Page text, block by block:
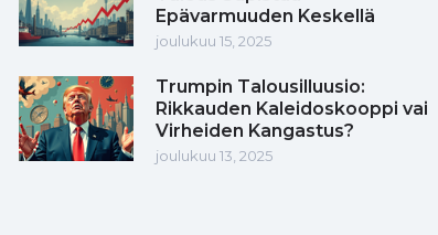
Epävarmuuden Keskellä
joulukuu 15, 2025
Trumpin Talousilluusio:
Rikkauden Kaleidoskooppi vai
Virheiden Kangastus?
joulukuu 13, 2025